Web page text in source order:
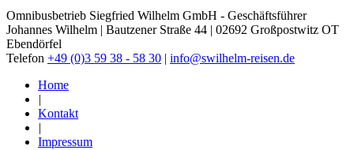
Omnibusbetrieb Siegfried Wilhelm GmbH - Geschäftsführer
Johannes Wilhelm | Bautzener Straße 44 | 02692 Großpostwitz OT
Ebendörfel
Telefon +49 (0)3 59 38 - 58 30 | info@swilhelm-reisen.de
Home
|
Kontakt
|
Impressum